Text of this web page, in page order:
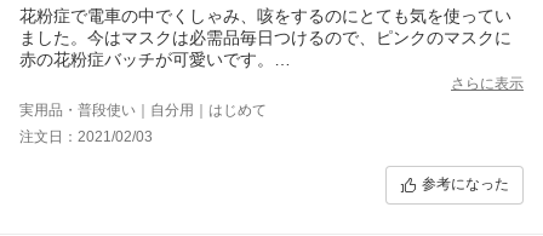
花粉症で電車の中でくしゃみ、咳をするのにとても気を使ってい
ました。今はマスクは必需品毎日つけるので、ピンクのマスクに
赤の花粉症バッチが可愛いです。
今は電車の中でくしゃみや咳を我慢する事もなく気兼ねなく&#82
65;できるようになりました。
三個あるので、欲しがった友人に一個あげたら喜んでもらえまし
た。
赤バッチをカゴにいれたまま購入するのを忘れていたら、次の日
売切れになっていたので、えーと残念がっていたら、すぐに再販
さらに表示
実用品・普段使い｜自分用｜はじめて
注文日：2021/02/03
参考になった